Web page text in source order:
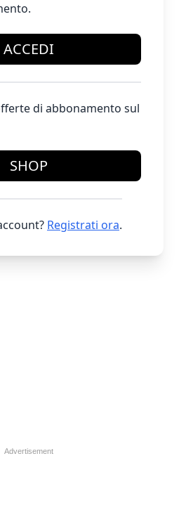
ACCEDI
di abbonamento sul
SHOP
Registrati ora.